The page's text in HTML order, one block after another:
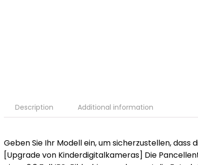
Description Additional information
Geben Sie Ihr Modell ein, um sicherzustellen, dass
[Upgrade von Kinderdigitalkameras] Die